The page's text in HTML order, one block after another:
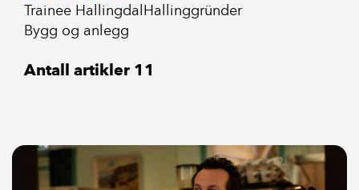
Trainee Hallingdal Hallinggründer
Bygg og anlegg
Antall artikler 11